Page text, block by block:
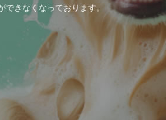
できなくなっております。